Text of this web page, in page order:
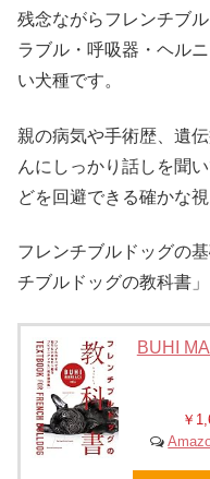
残念ながらフレンチブ
ラブル・呼吸器・ヘル
い犬種です。
親の病気や手術歴、遺
んにしっかり話しを聞
どを回避できる確かな
フレンチブルドッグの
チブルドッグの教科書
BUHI
￥